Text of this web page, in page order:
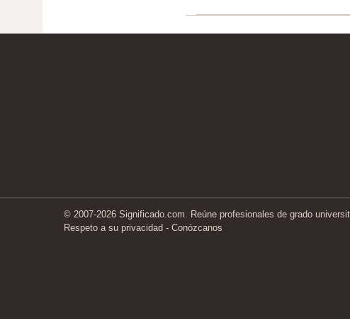
© 2007-2026 Significado.com. Reúne profesionales de grado
Respeto a su privacidad - Conózcanos